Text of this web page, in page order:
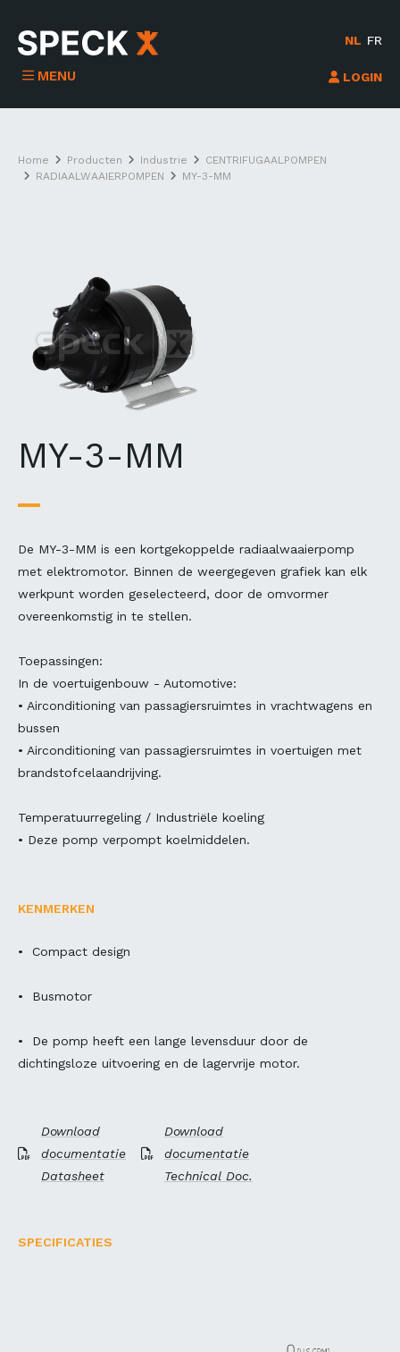
NL FR
LOGIN
MENU
Home Producten Industrie
CENTRIFUGAALPOMPEN
RADIAALWAAIERPOMPEN
MY-3-MM
MY-3-MM
De MY-3-MM is een kortgekoppelde radiaalwaaierpomp
met elektromotor. Binnen de weergegeven grafiek kan elk
werkpunt worden geselecteerd, door de omvormer
overeenkomstig in te stellen.
Toepassingen:
In de voertuigenbouw - Automotive:
• Airconditioning van passagiersruimtes in vrachtwagens en
bussen
• Airconditioning van passagiersruimtes in voertuigen met
brandstofcelaandrijving.
Temperatuurregeling / Industriële koeling
• Deze pomp verpompt koelmiddelen.
KENMERKEN
• Compact design
• Busmotor
• De pomp heeft een lange levensduur door de
dichtingsloze uitvoering en de lagervrije motor.
Download
documentatie
Datasheet
Download
documentatie
Technical Doc.
SPECIFICATIES